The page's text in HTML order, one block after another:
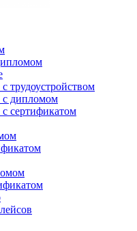
трудоустройством
с дипломом
сертификатом